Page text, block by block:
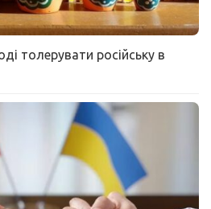
толерувати російську в